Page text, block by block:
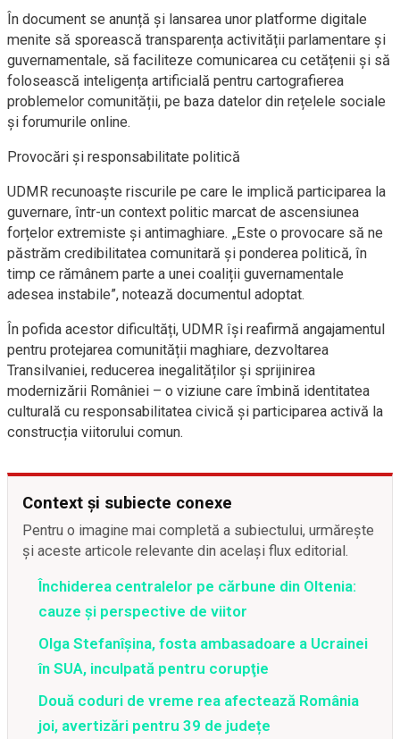
În document se anunță și lansarea unor platforme digitale
menite să sporească transparența activității parlamentare și
guvernamentale, să faciliteze comunicarea cu cetățenii și să
folosească inteligența artificială pentru cartografierea
problemelor comunității, pe baza datelor din rețelele sociale
și forumurile online.
Provocări și responsabilitate politică
UDMR recunoaște riscurile pe care le implică participarea la
guvernare, într-un context politic marcat de ascensiunea
forțelor extremiste și antimaghiare. „Este o provocare să ne
păstrăm credibilitatea comunitară și ponderea politică, în
timp ce rămânem parte a unei coaliții guvernamentale
adesea instabile”, notează documentul adoptat.
În pofida acestor dificultăți, UDMR își reafirmă angajamentul
pentru protejarea comunității maghiare, dezvoltarea
Transilvaniei, reducerea inegalităților și sprijinirea
modernizării României – o viziune care îmbină identitatea
culturală cu responsabilitatea civică și participarea activă la
construcția viitorului comun.
Context și subiecte conexe
Pentru o imagine mai completă a subiectului, urmărește
și aceste articole relevante din același flux editorial.
Închiderea centralelor pe cărbune din Oltenia:
cauze și perspective de viitor
Olga Stefanîşina, fosta ambasadoare a Ucrainei
în SUA, inculpată pentru corupţie
Două coduri de vreme rea afectează România
joi, avertizări pentru 39 de județe